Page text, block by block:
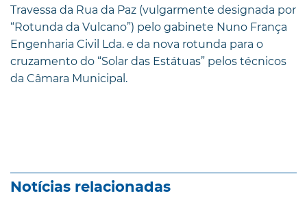
Travessa da Rua da Paz (vulgarmente designada por
“Rotunda da Vulcano”) pelo gabinete Nuno França
Engenharia Civil Lda. e da nova rotunda para o
cruzamento do “Solar das Estátuas” pelos técnicos
da Câmara Municipal.
Notícias relacionadas